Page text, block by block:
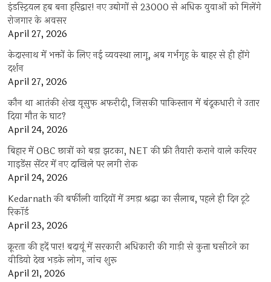
इंडस्ट्रियल हब बना हरिद्वार! नए उद्योगों से 23000 से अधिक युवाओं को मिलेंगे
रोजगार के अवसर
April 27, 2026
केदारनाथ में भक्तों के लिए नई व्यवस्था लागू, अब गर्भगृह के बाहर से ही होंगे
दर्शन
April 27, 2026
कौन था आतंकी शेख यूसुफ अफरीदी, जिसकी पाकिस्तान में बंदूकधारी ने उतार
दिया मौत के घाट?
April 24, 2026
बिहार में OBC छात्रों को बड़ा झटका, NET की फ्री तैयारी कराने वाले करियर
गाइडेंस सेंटर में नए दाखिले पर लगी रोक
April 24, 2026
Kedarnath की बर्फीली वादियों में उमड़ा श्रद्धा का सैलाब, पहले ही दिन टूटे
रिकॉर्ड
April 23, 2026
क्रूरता की हदें पार! बदायूं में सरकारी अधिकारी की गाड़ी से कुत्ता घसीटने का
वीडियो देख भड़के लोग, जांच शुरू
April 21, 2026